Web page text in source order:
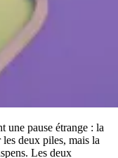
une pause étrange : la
deux piles, mais la
Les deux